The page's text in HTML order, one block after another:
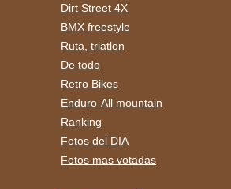
Dirt Street 4X
BMX freestyle
Ruta, triatlon
De todo
Retro Bikes
Enduro-All mountain
Ranking
Fotos del DIA
Fotos mas votadas